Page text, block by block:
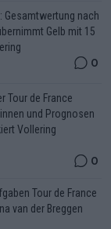
Gesamtwertung nach
Gelb mit 15
0
Tour de France
und Prognosen
Vollering
0
Tour de France
van der Breggen